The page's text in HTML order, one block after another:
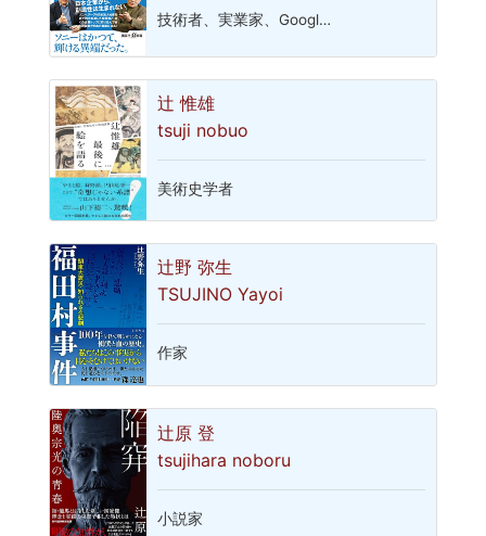
技術者、実業家、Googl…
辻 惟雄
tsuji nobuo
美術史学者
辻野 弥生
TSUJINO Yayoi
作家
辻原 登
tsujihara noboru
小説家